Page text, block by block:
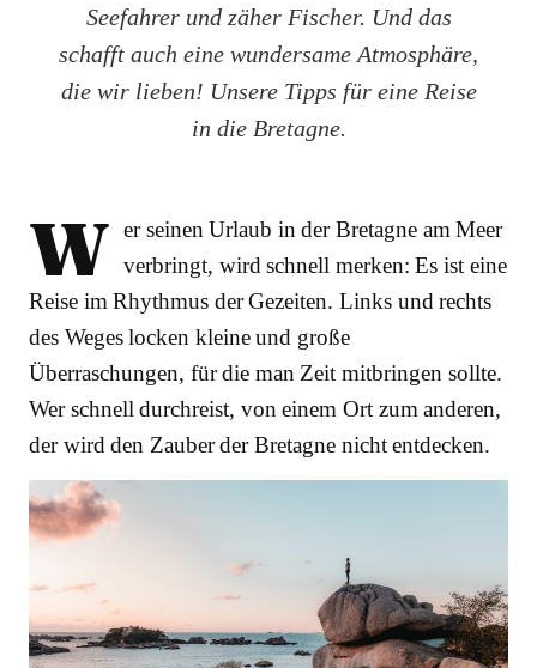
Seefahrer und zäher Fischer. Und das
schafft auch eine wundersame Atmosphäre,
die wir lieben! Unsere Tipps für eine Reise
in die Bretagne.
W er seinen Urlaub in der Bretagne am Meer
verbringt, wird schnell merken: Es ist eine
Reise im Rhythmus der Gezeiten. Links und rechts
des Weges locken kleine und große
Überraschungen, für die man Zeit mitbringen sollte.
Wer schnell durchreist, von einem Ort zum anderen,
der wird den Zauber der Bretagne nicht entdecken.